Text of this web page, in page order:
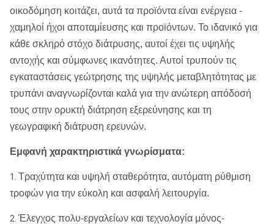
οικοδόμηση κοιτάζει, αυτά τα προϊόντα είναι ενέργεια -
χαμηλοί ήχοι αποταμίευσης και προϊόντων. Το ιδανικό για
κάθε σκληρό στόχο διάτρυσης, αυτοί έχει τις υψηλής
αντοχής και σύμφωνες ικανότητες. Αυτοί τρυπούν τις
εγκαταστάσεις γεώτρησης της υψηλής μεταβλητότητας με
τρυπάνι αναγνωρίζονται καλά για την ανώτερη απόδοσή
τους στην ορυκτή διάτρηση εξερεύνησης και τη
γεωγραφική διάτρυση ερευνών.
Εμφανή χαρακτηριστικά γνωρίσματα:
1. Τραχύτητα και υψηλή σταθερότητα, αυτόματη ρύθμιση
τροφών για την εύκολη και ασφαλή λειτουργία.
2. Έλεγχος πολυ-εργαλείων και τεχνολογία μόνος-